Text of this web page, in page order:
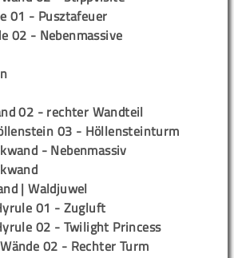
01 - Pusztafeuer
02 - Nebenmassive
02 - rechter Wandteil
03 - Höllensteinturm
- Nebenmassiv
| Waldjuwel
01 - Zugluft
02 - Twilight Princess
02 - Rechter Turm